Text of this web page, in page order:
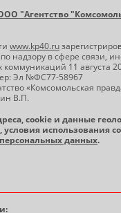
"Агентство
www.kp40.ru
надзору в сфере связи,
11 августа
Эл №ФС77-58967
«Комсомольская
В.П.
cookie и данные
условия использования
данных.